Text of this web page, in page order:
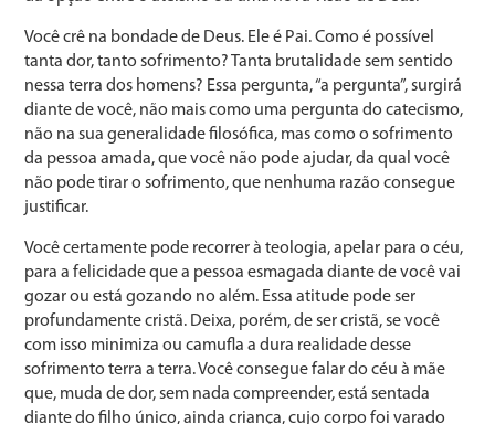
Você crê na bondade de Deus. Ele é Pai. Como é possível
tanta dor, tanto sofrimento? Tanta brutalidade sem sentido
nessa terra dos homens? Essa pergunta, “a pergunta”, surgirá
diante de você, não mais como uma pergunta do catecismo,
não na sua generalidade filosófica, mas como o sofrimento
da pessoa amada, que você não pode ajudar, da qual você
não pode tirar o sofrimento, que nenhuma razão consegue
justificar.
Você certamente pode recorrer à teologia, apelar para o céu,
para a felicidade que a pessoa esmagada diante de você vai
gozar ou está gozando no além. Essa atitude pode ser
profundamente cristã. Deixa, porém, de ser cristã, se você
com isso minimiza ou camufla a dura realidade desse
sofrimento terra a terra. Você consegue falar do céu à mãe
que, muda de dor, sem nada compreender, está sentada
diante do filho único, ainda criança, cujo corpo foi varado